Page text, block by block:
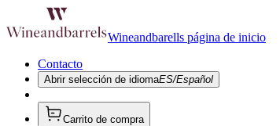
Wineandbarells página de inicio
Contacto
Abrir selección de idiomaES/Español
Carrito de compra